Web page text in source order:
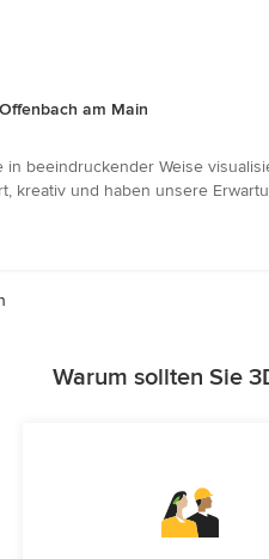
am Main
in beeindruckender Weise
kreativ und haben unsere
Warum sollten Sie